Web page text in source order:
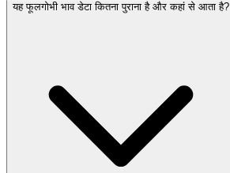
यह फूलगोभी भाव डेटा कितना पुराना है और कहां से आता है?